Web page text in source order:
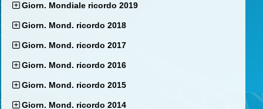
Giorn. Mondiale ricordo 2019
Giorn. Mond. ricordo 2018
Giorn. Mond. ricordo 2017
Giorn. Mond. ricordo 2016
Giorn. Mond. ricordo 2015
Giorn. Mond. ricordo 2014